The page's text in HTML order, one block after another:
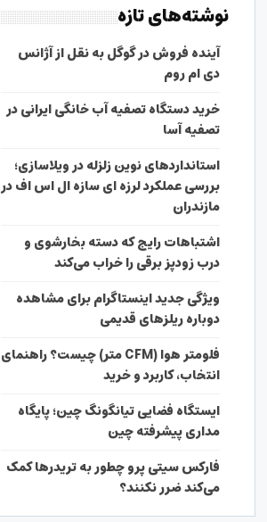
نوشته‌های تازه
آینده فروش در گوگل به نقل از آژانس
دی ام روم
خرید دستگاه تصفیه آب خانگی ایرانی در
تصفیه آسا
استانداردهای نوین زلزله در ویلاسازی؛
بررسی عملکرد لرزه ای سازه ال اس اف در
مازندران
اشتباهات رایج که دسته بخارشوی و
درب زودپز برقی را خراب می‌کند
ویژگی جدید اینستاگرام برای مشاهده
دوباره ریلزهای قدیمی
فلومتر هوا (CFM متر) چیست؟ راهنمای
انتخاب، کاربرد و خرید
ایستگاه فضایی تیانگونگ چین؛ پایگاه
مداری پیشرفته چین
فارکس سیتی پرو چطور به تریدرها کمک
می‌کند ضرر نکنند؟